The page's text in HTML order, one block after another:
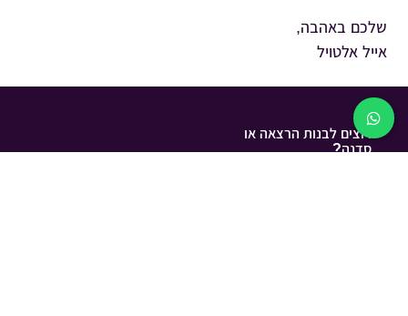
שלכם באהבה,
אייל אלטויל
רוצים לבנות הרצאה או
סדנה?